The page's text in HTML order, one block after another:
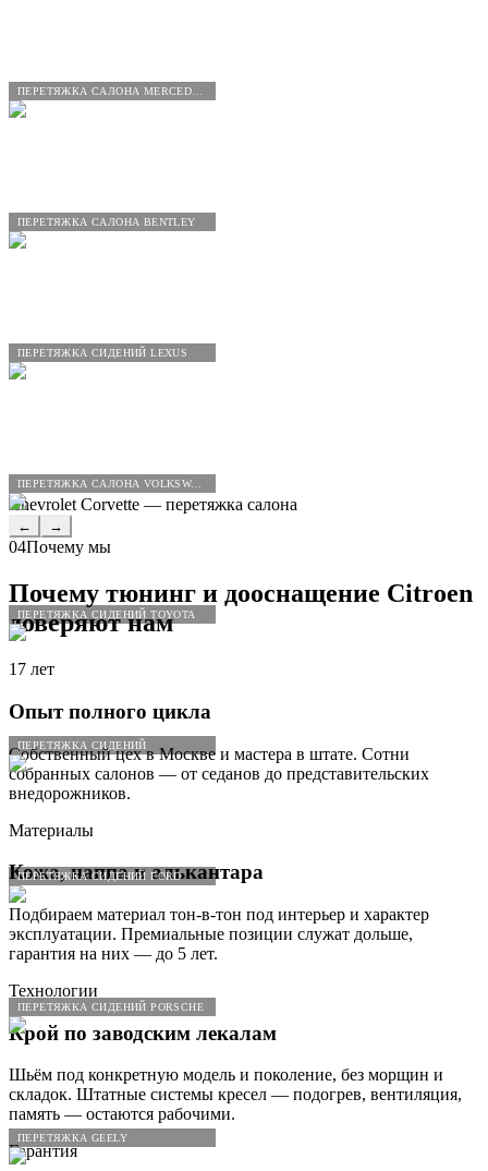
ПЕРЕТЯЖКА САЛОНА BENTLEY
ПЕРЕТЯЖКА СИДЕНИЙ LEXUS
ПЕРЕТЯЖКА САЛОНА VOLKSWAGEN
ПЕРЕТЯЖКА СИДЕНИЙ TOYOTA
ПЕРЕТЯЖКА СИДЕНИЙ
ПЕРЕТЯЖКА СИДЕНИЙ FORD
ПЕРЕТЯЖКА СИДЕНИЙ PORSCHE
ПЕРЕТЯЖКА GEELY
Chevrolet Corvette — перетяжка салона
← →
04Почему мы
Почему тюнинг и дооснащение Citroen
доверяют нам
17 лет
Опыт полного цикла
Собственный цех в Москве и мастера в штате. Сотни
собранных салонов — от седанов до представительских
внедорожников.
Материалы
Кожа, наппа и алькантара
Подбираем материал тон-в-тон под интерьер и характер
эксплуатации. Премиальные позиции служат дольше,
гарантия на них — до 5 лет.
Технологии
Крой по заводским лекалам
Шьём под конкретную модель и поколение, без морщин и
складок. Штатные системы кресел — подогрев, вентиляция,
память — остаются рабочими.
Гарантия